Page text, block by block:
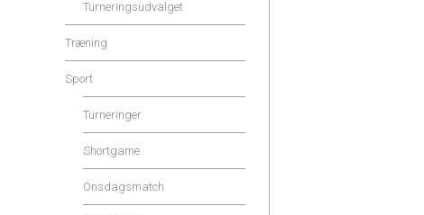
Turneringsudvalget
Træning
Sport
Turneringer
Shortgame
Onsdagsmatch